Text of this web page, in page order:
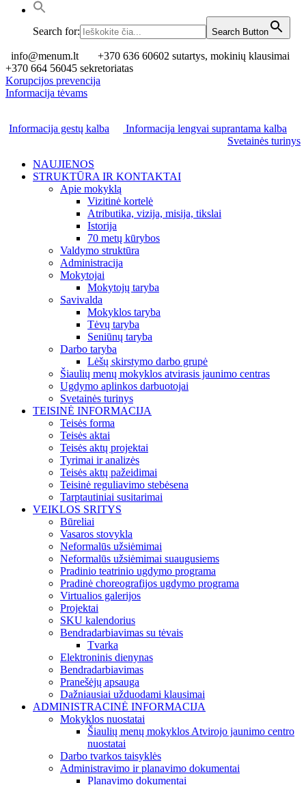
Search for: Search Button
info@menum.lt
+370 636 60602 sutartys, mokinių klausimai
+370 664 56045 sekretoriatas
Korupcijos prevencija
Informacija tėvams
Informacija gestų kalba
Informacija lengvai suprantama kalba
Svetainės turinys
NAUJIENOS
STRUKTŪRA IR KONTAKTAI
Apie mokyklą
Vizitinė kortelė
Atributika, vizija, misija, tikslai
Istorija
70 metų kūrybos
Valdymo struktūra
Administracija
Mokytojai
Mokytojų taryba
Savivalda
Mokyklos taryba
Tėvų taryba
Seniūnų taryba
Darbo taryba
Lėšų skirstymo darbo grupė
Šiaulių menų mokyklos atvirasis jaunimo centras
Ugdymo aplinkos darbuotojai
Svetainės turinys
TEISINĖ INFORMACIJA
Teisės forma
Teisės aktai
Teisės aktų projektai
Tyrimai ir analizės
Teisės aktų pažeidimai
Teisinė reguliavimo stebėsena
Tarptautiniai susitarimai
VEIKLOS SRITYS
Būreliai
Vasaros stovykla
Neformalūs užsiėmimai
Neformalūs užsiėmimai suaugusiems
Pradinio teatrinio ugdymo programa
Pradinė choreografijos ugdymo programa
Virtualios galerijos
Projektai
SKU kalendorius
Bendradarbiavimas su tėvais
Tvarka
Elektroninis dienynas
Bendradarbiavimas
Pranešėjų apsauga
Dažniausiai užduodami klausimai
ADMINISTRACINĖ INFORMACIJA
Mokyklos nuostatai
Šiaulių menų mokyklos Atvirojo jaunimo centro
nuostatai
Darbo tvarkos taisyklės
Administravimo ir planavimo dokumentai
Planavimo dokumentai